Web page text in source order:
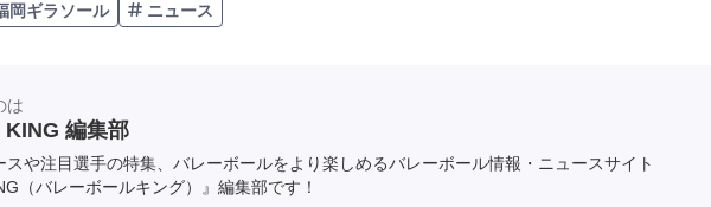
岡ギラソール ニュース
は
編集部
スや注目選手の特集、バレーボールをより楽しめるバレーボール情報・ニュースサイト
（バレーボールキング）』編集部です！